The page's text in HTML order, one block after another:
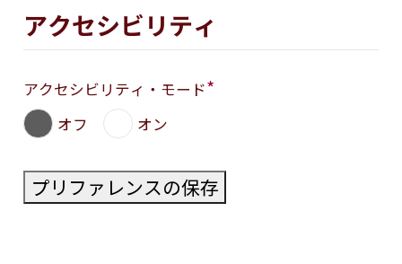
アクセシビリティ
アクセシビリティ・モード*
オフ オン
プリファレンスの保存